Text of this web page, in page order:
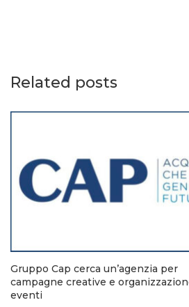
Related posts
Gruppo Cap cerca un’agenzia per
campagne creative e
eventi